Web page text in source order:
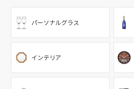
パーソナルグラス
インテリア